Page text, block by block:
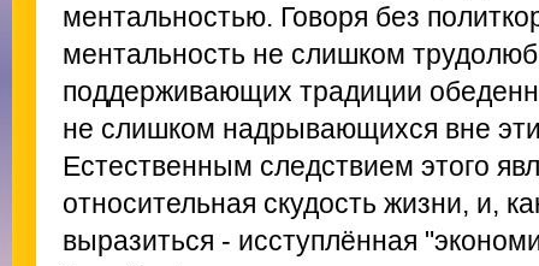
ментальностью. Говоря без
ментальность не слишком
поддерживающих традиции
не слишком надрывающихся вне
Естественным следствием этого
относительная скудость жизни, и,
выразиться - исступлённая